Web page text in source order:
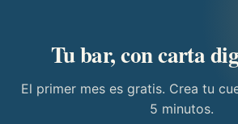
Tu bar, con carta
El primer mes es gratis. Crea tu
5 minutos.